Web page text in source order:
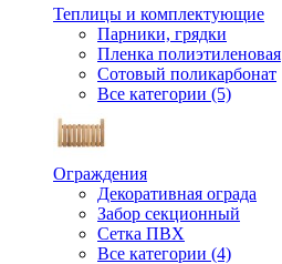
Теплицы и комплектующие
Парники, грядки
Пленка полиэтиленовая
Сотовый поликарбонат
Все категории (5)
Ограждения
Декоративная ограда
Забор секционный
Сетка ПВХ
Все категории (4)